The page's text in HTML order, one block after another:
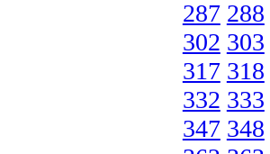
287 288
302 303
317 318
332 333
347 348